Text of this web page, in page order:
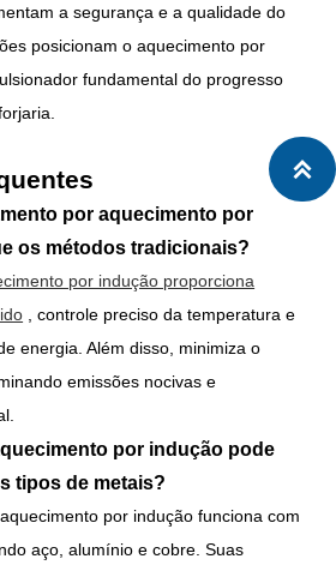
a segurança e a qualidade do
posicionam o aquecimento por
fundamental do progresso
por aquecimento por
os métodos tradicionais?
por indução proporciona
, controle preciso da temperatura e
energia. Além disso, minimiza o
emissões nocivas e
por indução pode
tipos de metais?
por indução funciona com
aço, alumínio e cobre. Suas
